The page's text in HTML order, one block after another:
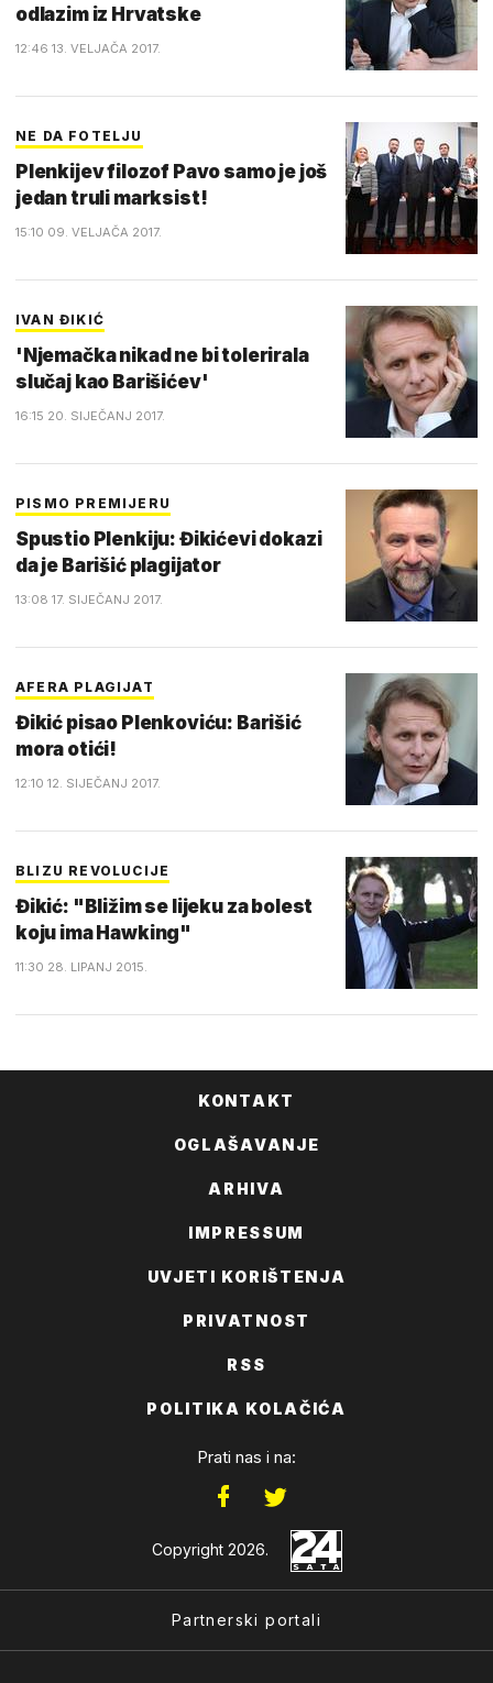
odlazim iz Hrvatske
12:46 13. VELJAČA 2017.
NE DA FOTELJU
Plenkijev filozof Pavo samo je još
jedan truli marksist!
15:10 09. VELJAČA 2017.
IVAN ĐIKIĆ
'Njemačka nikad ne bi tolerirala
slučaj kao Barišićev'
16:15 20. SIJEČANJ 2017.
PISMO PREMIJERU
Spustio Plenkiju: Đikićevi dokazi
da je Barišić plagijator
13:08 17. SIJEČANJ 2017.
AFERA PLAGIJAT
Đikić pisao Plenkoviću: Barišić
mora otići!
12:10 12. SIJEČANJ 2017.
BLIZU REVOLUCIJE
Đikić: "Bližim se lijeku za bolest
koju ima Hawking"
11:30 28. LIPANJ 2015.
KONTAKT
OGLAŠAVANJE
ARHIVA
IMPRESSUM
UVJETI KORIŠTENJA
PRIVATNOST
RSS
POLITIKA KOLAČIĆA
Prati nas i na:
Copyright 2026.
Partnerski portali